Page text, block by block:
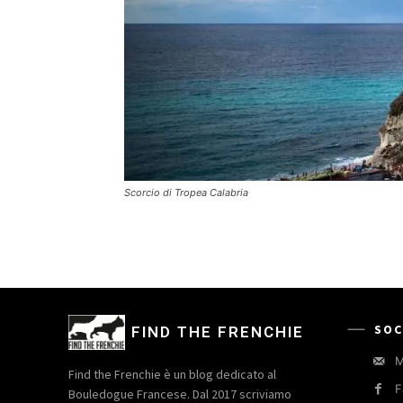
Scorcio di Tropea Calabria
FIND THE FRENCHIE
Find the Frenchie è un blog dedicato al
Bouledogue Francese. Dal 2017 scriviamo